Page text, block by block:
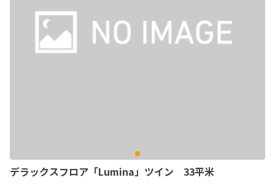
デラックスフロア「Lumina」ツイン 33平米